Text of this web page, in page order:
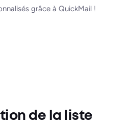
grâce à QuickMail !
de la liste